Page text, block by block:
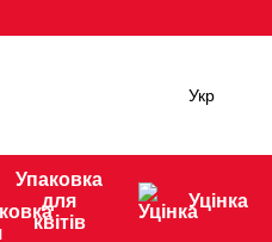
Укр
Упаковка
для
квітів
Уцінка